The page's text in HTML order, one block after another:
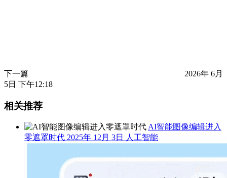
下一篇
2026年 6月
5日 下午12:18
相关推荐
AI智能图像编辑进入
零遮罩时代 2025年 12月 3日 人工智能